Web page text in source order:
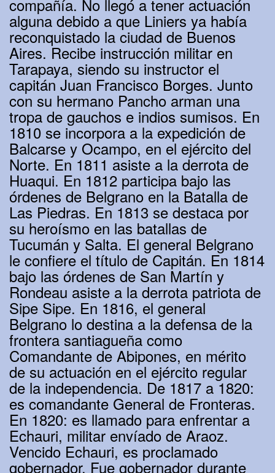
compañía. No llegó a tener actuación
alguna debido a que Liniers ya había
reconquistado la ciudad de Buenos
Aires. Recibe instrucción militar en
Tarapaya, siendo su instructor el
capitán Juan Francisco Borges. Junto
con su hermano Pancho arman una
tropa de gauchos e indios sumisos. En
1810 se incorpora a la expedición de
Balcarse y Ocampo, en el ejército del
Norte. En 1811 asiste a la derrota de
Huaqui. En 1812 participa bajo las
órdenes de Belgrano en la Batalla de
Las Piedras. En 1813 se destaca por
su heroísmo en las batallas de
Tucumán y Salta. El general Belgrano
le confiere el título de Capitán. En 1814
bajo las órdenes de San Martín y
Rondeau asiste a la derrota patriota de
Sipe Sipe. En 1816, el general
Belgrano lo destina a la defensa de la
frontera santiagueña como
Comandante de Abipones, en mérito
de su actuación en el ejército regular
de la independencia. De 1817 a 1820:
es comandante General de Fronteras.
En 1820: es llamado para enfrentar a
Echauri, militar envíado de Araoz.
Vencido Echauri, es proclamado
gobernador. Fue gobernador durante